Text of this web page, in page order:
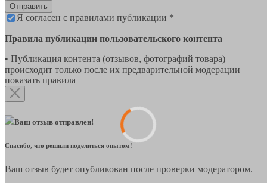
Отправить
Я согласен с правилами публикации *
Правила публикации пользовательского контента
• Публикация контента (отзывов, фотографий товара)
происходит только после их предварительной модерации
показать правила
Ваш отзыв отправлен!
Спасибо, что решили поделиться опытом!
Ваш отзыв будет опубликован после проверки модератором.